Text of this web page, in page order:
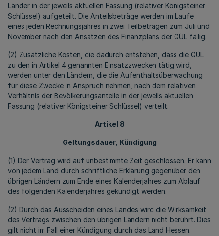
Länder in der jeweils aktuellen Fassung (relativer Königsteiner
Schlüssel) aufgeteilt. Die Anteilsbeträge werden im Laufe
eines jeden Rechnungsjahres in zwei Teilbeträgen zum Juli und
November nach den Ansätzen des Finanzplans der GÜL fällig.
(2) Zusätzliche Kosten, die dadurch entstehen, dass die GÜL
zu den in Artikel 4 genannten Einsatzzwecken tätig wird,
werden unter den Ländern, die die Aufenthaltsüberwachung
für diese Zwecke in Anspruch nehmen, nach dem relativen
Verhältnis der Bevölkerungsanteile in der jeweils aktuellen
Fassung (relativer Königsteiner Schlüssel) verteilt.
Artikel 8
Geltungsdauer, Kündigung
(1) Der Vertrag wird auf unbestimmte Zeit geschlossen. Er kann
von jedem Land durch schriftliche Erklärung gegenüber den
übrigen Ländern zum Ende eines Kalenderjahres zum Ablauf
des folgenden Kalenderjahres gekündigt werden.
(2) Durch das Ausscheiden eines Landes wird die Wirksamkeit
des Vertrags zwischen den übrigen Ländern nicht berührt. Dies
gilt nicht im Fall einer Kündigung durch das Land Hessen.